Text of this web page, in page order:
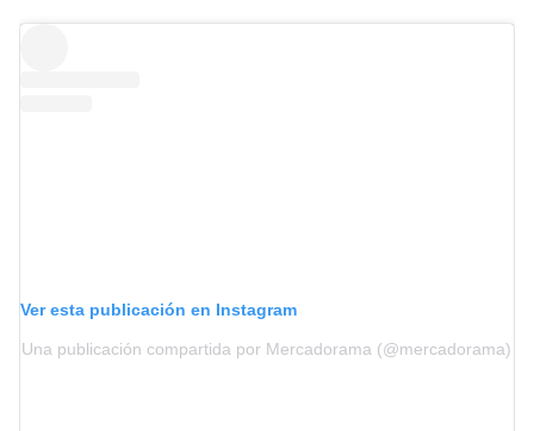
Ver esta publicación en Instagram
Una publicación compartida por Mercadorama (@mercadorama)